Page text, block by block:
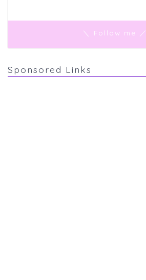
＼ Follow me ／
Sponsored Links